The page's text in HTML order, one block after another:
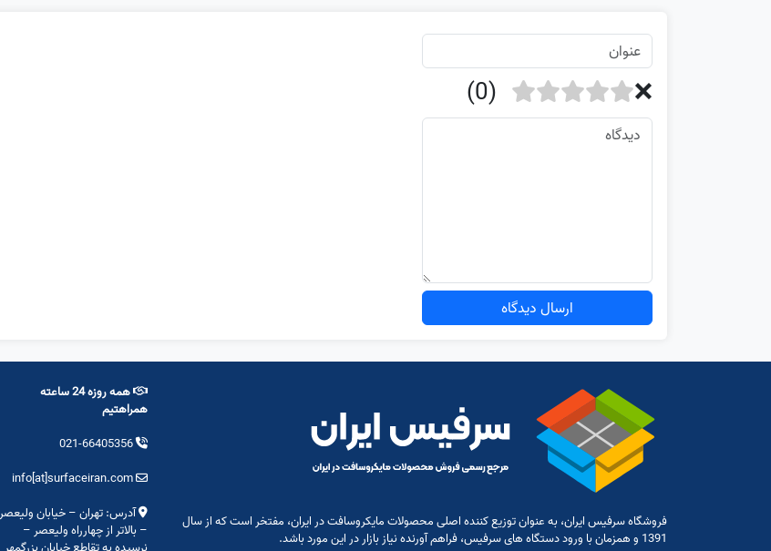
ارسال دیدگاه
فروشگاه سرفیس ایران، به عنوان توزیع کننده اصلی محصولات مایکروسافت در ایران، مفتخر است که از سال
1391 و همزمان با ورود دستگاه های سرفیس، فراهم آورنده نیاز بازار در این مورد باشد.
همه روزه 24 ساعته
همراهتیم
021-66405356
آدرس: تهران – خیابان ولیعصر
– بالاتر از چهارراه ولیعصر –
نرسیده به تقاطع خیابان بزرگمهر